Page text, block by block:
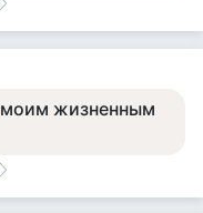
жизненным